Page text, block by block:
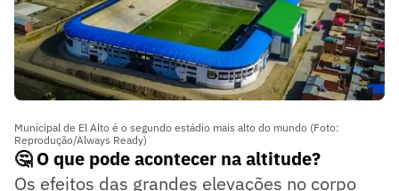
Municipal de El Alto é o segundo estádio mais alto do mundo (Foto:
Reprodução/Always Ready)
🤔 O que pode acontecer na altitude?
Os efeitos das grandes elevações no corpo